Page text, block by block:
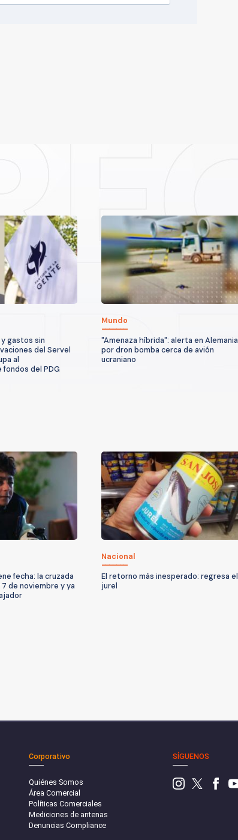
gastos sin
del Servel
al
del PDG
Mundo
"Amenaza híbrida": alerta en Alemania
por dron bomba cerca de avión
ucraniano
fecha: la cruzada
de noviembre y ya
Nacional
El retorno más inesperado: regresa el
jurel
Corporativo
Quiénes Somos
Área Comercial
Políticas Comerciales
Mediciones de antenas
Denuncias Compliance
SÍGUENOS